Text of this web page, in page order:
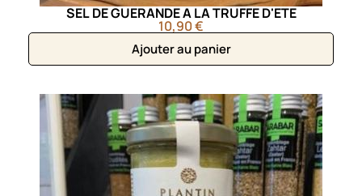
SEL DE GUERANDE A LA TRUFFE D'ETE
10,90 €
Ajouter au panier